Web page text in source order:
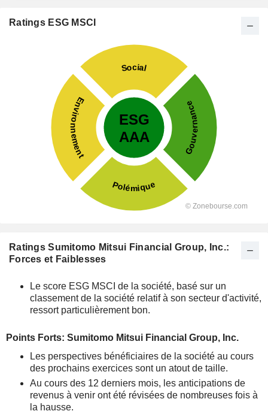
Ratings ESG MSCI
Ratings Sumitomo Mitsui Financial Group, Inc.:
Forces et Faiblesses
Le score ESG MSCI de la société, basé sur un
classement de la société relatif à son secteur d'activité,
ressort particulièrement bon.
Points Forts: Sumitomo Mitsui Financial Group, Inc.
Les perspectives bénéficiaires de la société au cours
des prochains exercices sont un atout de taille.
Au cours des 12 derniers mois, les anticipations de
revenus à venir ont été révisées de nombreuses fois à
la hausse.